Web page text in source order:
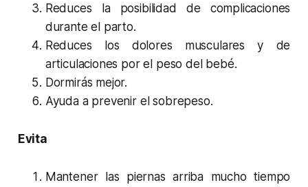
Reduces la posibilidad de complicaciones
durante el parto.
Reduces los dolores musculares y de
articulaciones por el peso del bebé.
Dormirás mejor.
Ayuda a prevenir el sobrepeso.
Evita
Mantener las piernas arriba mucho tiempo